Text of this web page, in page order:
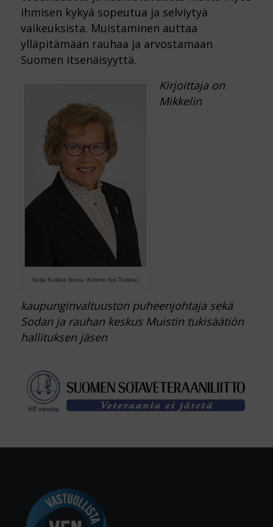
ihmisen kykyä sopeutua ja selviytyä
vaikeuksista. Muistaminen auttaa
ylläpitämään rauhaa ja arvostamaan
Suomen itsenäisyyttä.
Seija Kuikka (kuva: Kimmo Iso-Tuisku)
Kirjoittaja on
Mikkelin
kaupunginvaltuuston puheenjohtaja sekä
Sodan ja rauhan keskus Muistin tukisäätiön
hallituksen jäsen